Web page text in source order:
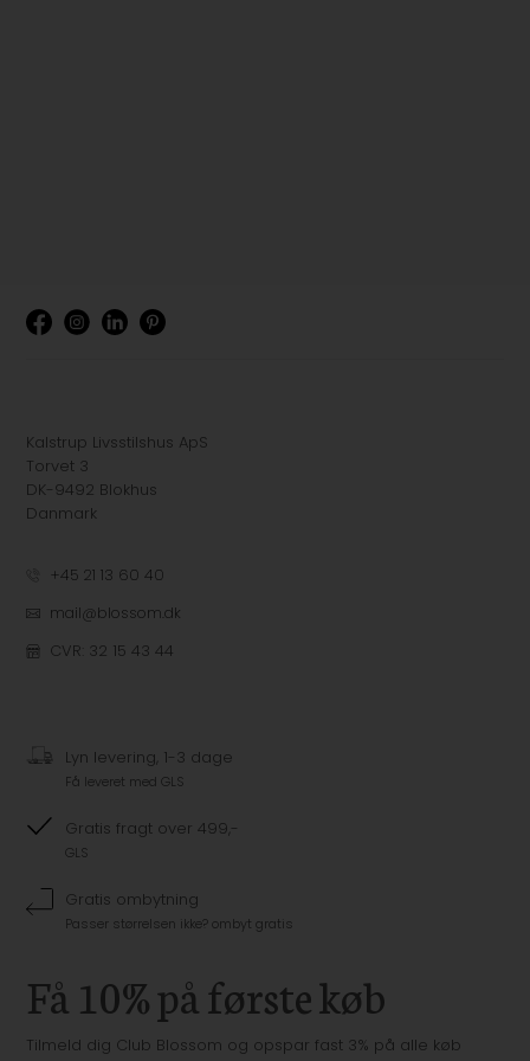
Kalstrup Livsstilshus ApS
Torvet 3
DK-9492 Blokhus
Danmark
+45 21 13 60 40
mail@blossom.dk
CVR: 32 15 43 44
Lyn levering, 1-3 dage
Få leveret med GLS
Gratis fragt over 499,-
GLS
Gratis ombytning
Passer størrelsen ikke? ombyt gratis
Få 10% på første køb
Tilmeld dig Club Blossom og opspar fast 3% på alle køb